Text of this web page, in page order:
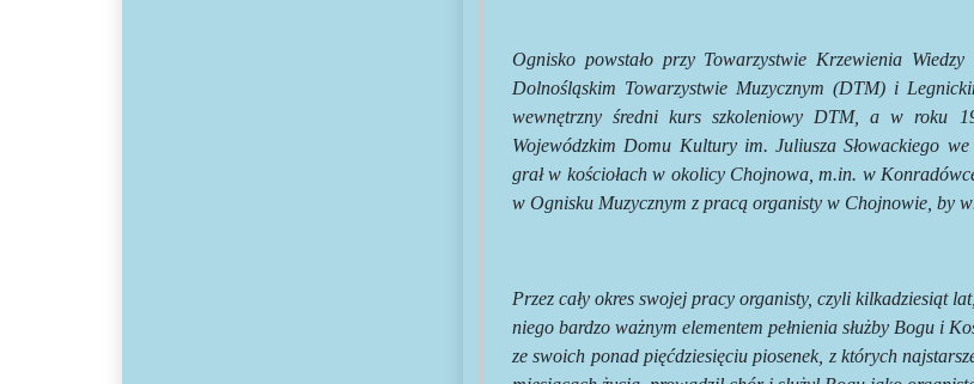
Ognisko powstało przy Towarzystwie Krzewienia
Dolnośląskim Towarzystwie Muzycznym (DTM) i
wewnętrzny średni kurs szkoleniowy DTM, a w roku
Wojewódzkim Domu Kultury im. Juliusza Słowackiego
grał w kościołach w okolicy Chojnowa, m.in. w
w Ognisku Muzycznym z pracą organisty w Chojnowie, by
Przez cały okres swojej pracy organisty, czyli kilkadziesiąt
niego bardzo ważnym elementem pełnienia służby Bogu i
ze swoich ponad pięćdziesięciu piosenek, z których